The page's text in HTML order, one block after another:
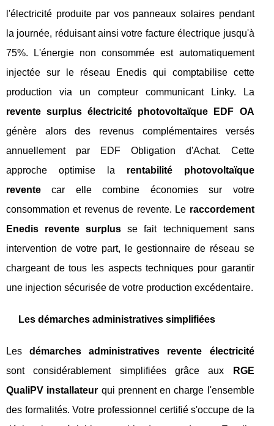
l'électricité produite par vos panneaux solaires pendant
la journée, réduisant ainsi votre facture électrique jusqu'à
75%. L'énergie non consommée est automatiquement
injectée sur le réseau Enedis qui comptabilise cette
production via un compteur communicant Linky. La
revente surplus électricité photovoltaïque EDF OA
génère alors des revenus complémentaires versés
annuellement par EDF Obligation d'Achat. Cette
approche optimise la rentabilité photovoltaïque
revente car elle combine économies sur votre
consommation et revenus de revente. Le raccordement
Enedis revente surplus se fait techniquement sans
intervention de votre part, le gestionnaire de réseau se
chargeant de tous les aspects techniques pour garantir
une injection sécurisée de votre production excédentaire.
Les démarches administratives simplifiées
Lesdémarches administratives revente électricité
sont considérablement simplifiées grâce aux
RGE
QualiPV installateur qui prennent en charge l'ensemble
des formalités. Votre professionnel certifié s'occupe de la